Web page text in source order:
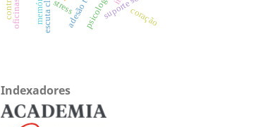
stress coração
memória
Indexadores